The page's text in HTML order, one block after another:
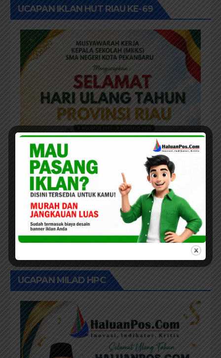
UCAPAN IKLAN HUT RIAU KE-69
UCAPAN MILAD HPC